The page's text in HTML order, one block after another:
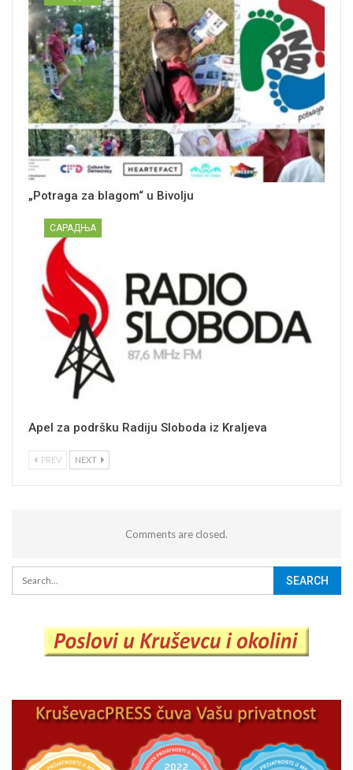
„Potraga za blagom“ u Bivolju
САРАДЊА
Apel za podršku Radiju Sloboda iz Kraljeva
PREV NEXT
Comments are closed.